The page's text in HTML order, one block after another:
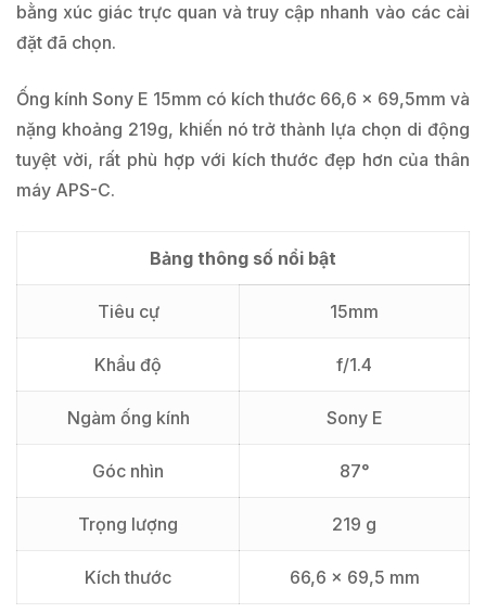
bằng xúc giác trực quan và truy cập nhanh vào các cài
đặt đã chọn.
Ống kính Sony E 15mm có kích thước 66,6 x 69,5mm và
nặng khoảng 219g, khiến nó trở thành lựa chọn di động
tuyệt vời, rất phù hợp với kích thước đẹp hơn của thân
máy APS-C.
Bảng thông số nổi bật
Tiêu cự 15mm
Khẩu độ f/1.4
Ngàm ống kính Sony E
Góc nhìn 87°
Trọng lượng 219 g
Kích thước 66,6 x 69,5 mm